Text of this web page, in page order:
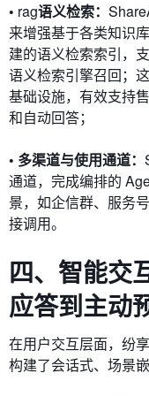
• rag语义检索：
来增强基于各类知识
建的语义检索索引，
语义检索引擎召回；
基础设施，有效支持
和自动回答；
• 多渠道与使用通道：
通道，完成编排的
景，如企信群、服务
接调用。
四、 智能交
应答到主动
在用户交互层面，纷
构建了会话式、场景